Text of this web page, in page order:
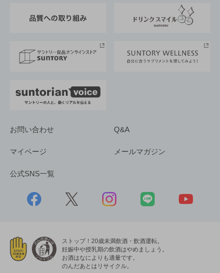
採用情報
お問い合わせ Q&A
マイページ メールマガジン
公式SNS一覧
ストップ！20歳未満飲酒・飲酒運転。
妊娠中や授乳期の飲酒はやめましょう。
お酒はなによりも適量です。
のんだあとはリサイクル。